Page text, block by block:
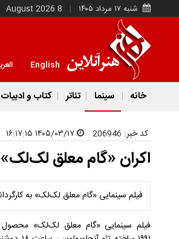
شنبه ۱۷ مرداد ۱۴۰۵ 8 August 2026
English
خانه سینما تئاتر کتاب و ادبیات
کد خبر: 206946
اکران «گام معلق لک‌لک»
فیلم سینمایی «گام معلق لک‌لک» به
فیلم سینمایی «گام معلق لک‌لک»